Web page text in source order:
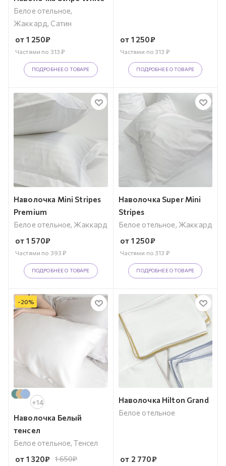
Белое отельное,
Жаккард, Сатин
от 1 250₽
Частями по 313 ₽
ПОДРОБНЕЕ О ТОВАРЕ
от 1 250₽
Частями по 313 ₽
ПОДРОБНЕЕ О ТОВАРЕ
Наволочка Mini Stripes
Premium
Белое отельное, Жаккард
от 1 570₽
Частями по 393 ₽
ПОДРОБНЕЕ О ТОВАРЕ
Наволочка Super Mini
Stripes
Белое отельное, Жаккард
от 1 250₽
Частями по 313 ₽
ПОДРОБНЕЕ О ТОВАРЕ
-20%
+14
Наволочка Белый
тенсел
Белое отельное, Тенсел
от 1 320₽ 1 650₽
Наволочка Hilton Grand
Белое отельное
от 2 770₽